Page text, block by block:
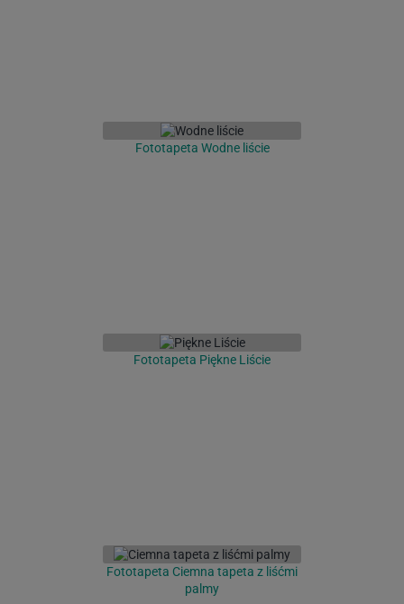
Fototapeta Wodne liście
Fototapeta Piękne Liście
Fototapeta Ciemna tapeta z liśćmi
palmy